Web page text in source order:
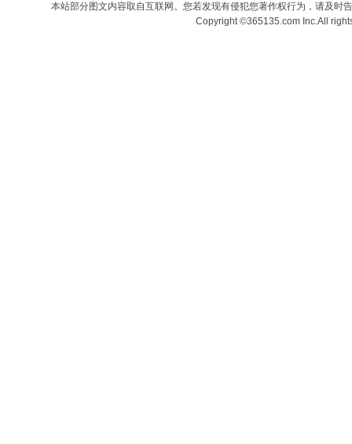
本站部分图文内容取自互联网。您若发现有侵犯您著作权行为，请及时
Copyright ©365135.com Inc.All